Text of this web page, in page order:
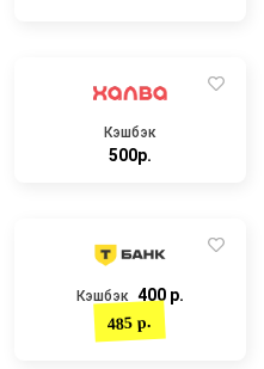
Кэшбэк
500р.
Кэшбэк 400 р.
485 р.